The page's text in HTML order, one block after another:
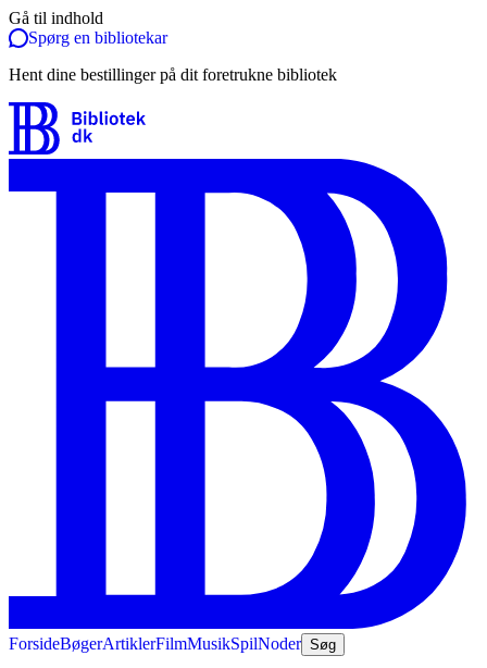
Gå til indhold
Spørg en bibliotekar
Hent dine bestillinger på dit foretrukne bibliotek
ForsideBøgerArtiklerFilmMusikSpilNoder Søg